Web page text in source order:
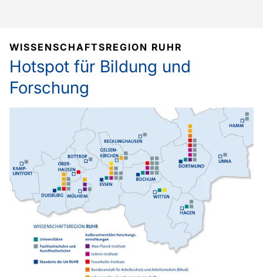
WISSENSCHAFTSREGION RUHR
Hotspot für Bildung und
Forschung